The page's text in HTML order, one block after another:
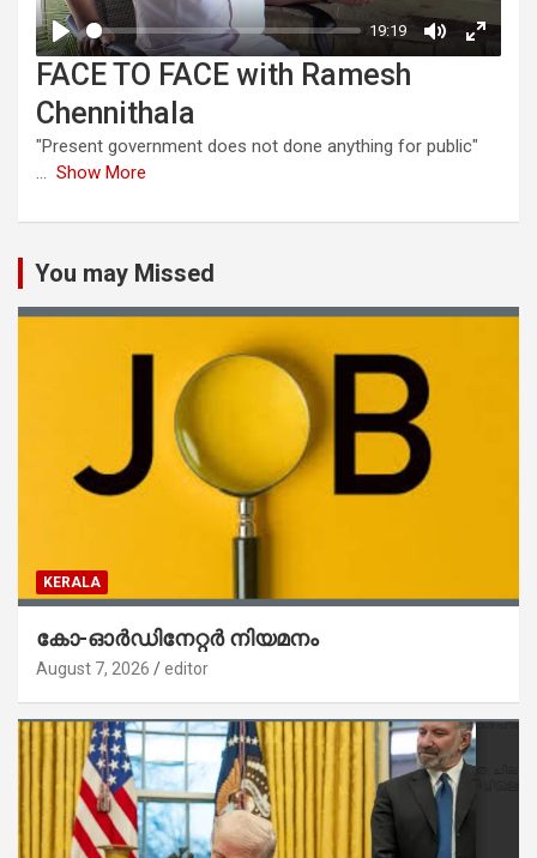
FACE TO FACE with Ramesh
Chennithala
"Present government does not done anything for public"
... Show More
You may Missed
KERALA
കോ-ഓർഡിനേറ്റർ നിയമനം
August 7, 2026 editor